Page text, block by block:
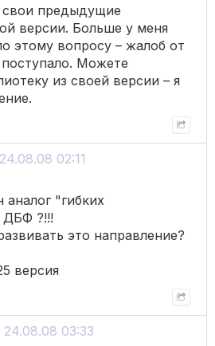
свои предыдущие
версии. Больше у меня
этому вопросу – жалоб от
Можете
из своей версии – я
24.08.08 02:11
"гибких
ДБФ ?!!!
это направление?
версия
24.08.08 03:33